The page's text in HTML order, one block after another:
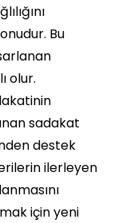
Bu
olur.
sadakat
destek
ilerleyen
için yeni